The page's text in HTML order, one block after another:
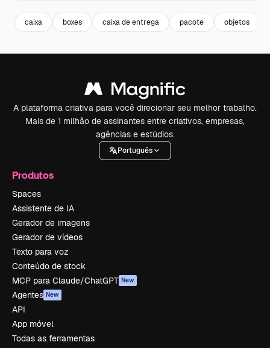
caixa boxes caixa de entrega pacote objetos
A plataforma criativa para você direcionar seu melhor trabalho.
Mais de 1 milhão de assinantes entre criativos, empresas,
agências e estúdios.
Português
Produtos
Spaces
Assistente de IA
Gerador de imagens
Gerador de vídeos
Texto para voz
Conteúdo de stock
MCP para Claude/ChatGPT New
Agentes New
API
App móvel
Todas as ferramentas